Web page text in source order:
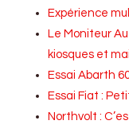
Expérience
Le Moniteur
kiosques et
Essai Abarth
Essai Fiat :
Northvolt :